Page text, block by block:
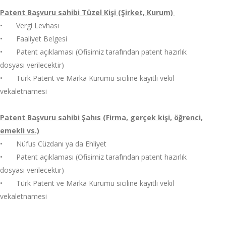
Patent Başvuru sahibi Tüzel Kişi (Şirket, Kurum)
•
Vergi Levhası
•
Faaliyet Belgesi
•
Patent açıklaması (Ofisimiz tarafından patent hazırlık
dosyası verilecektir)
•
Türk Patent ve Marka Kurumu siciline kayıtlı vekil
vekaletnamesi
Patent Başvuru sahibi Şahıs (Firma, gerçek kişi, öğrenci,
emekli vs.)
•
Nüfus Cüzdanı ya da Ehliyet
•
Patent açıklaması (Ofisimiz tarafından patent hazırlık
dosyası verilecektir)
•
Türk Patent ve Marka Kurumu siciline kayıtlı vekil
vekaletnamesi